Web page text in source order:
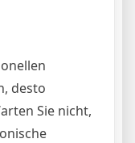
desto
Sie nicht,